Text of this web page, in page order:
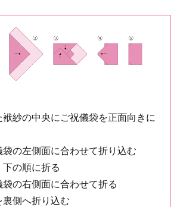
袱紗の中央にご祝儀袋を正面向きに
の左側面に合わせて折り込む
の順に折る
の右側面に合わせて折る
裏側へ折り込む